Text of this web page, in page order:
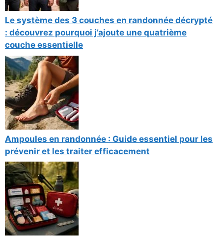
Le système des 3 couches en randonnée décrypté
: découvrez pourquoi j’ajoute une quatrième
couche essentielle
Ampoules en randonnée : Guide essentiel pour les
prévenir et les traiter efficacement